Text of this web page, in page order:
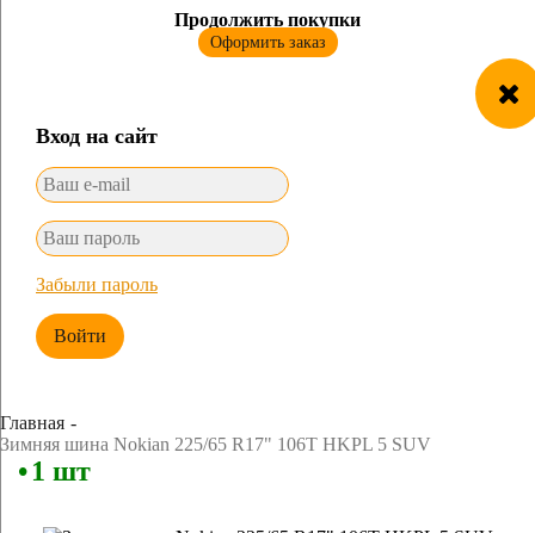
Продолжить покупки
Оформить заказ
Вход на сайт
Забыли пароль
Войти
Главная
Зимняя шина Nokian 225/65 R17" 106T HKPL 5 SUV
1 шт